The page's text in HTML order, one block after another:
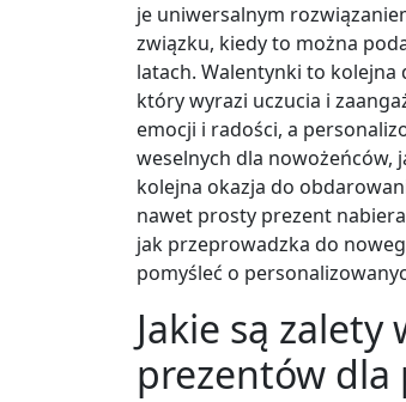
je uniwersalnym
związku, kiedy to można
latach. Walentynki to kolejna
który wyrazi uczucia i
emocji i radości, a
weselnych dla nowożeńców,
kolejna okazja do
nawet prosty prezent
jak przeprowadzka do
pomyśleć o
Jakie są
prezentów dla